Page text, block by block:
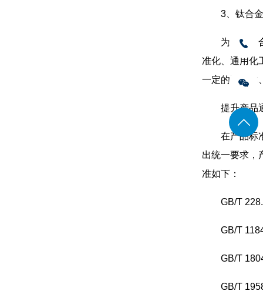
3、钛合
为解决钛
准化、通用化
一定的通用化
提升产品
在产品标
出统一要求，
准如下：
GB/T
GB/T
GB/T
GB/T